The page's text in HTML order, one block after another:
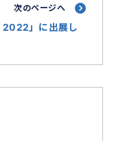
次のページへ
2022」に出展し